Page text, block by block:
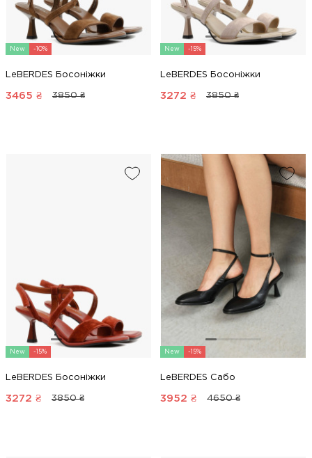
New -10%
LeBERDES Босоніжки
3465 ₴ 3850 ₴
New -15%
LeBERDES Босоніжки
3272 ₴ 3850 ₴
New -15%
LeBERDES Босоніжки
3272 ₴ 3850 ₴
New -15%
LeBERDES Сабо
3952 ₴ 4650 ₴